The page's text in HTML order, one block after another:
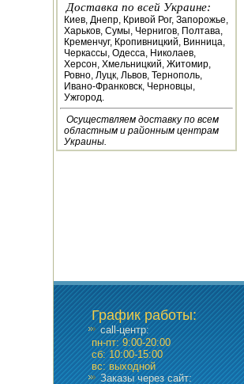
ДЛЯ ОГОРОДА
НАВЕСНОЕ ДЛЯ
МОТОБЛОКОВ
СЕПАРАТОРЫ И
МАСЛОБОЙКИ
СЫРОВАРНИ
ГАЗОВЫЕ БАЛЛОНЫ
НАСТОЛЬНЫЕ
ПЛИТЫ
Доставка по всей Украине:
Киев, Днепр, Кривой Рог, Запорожье,
Харьков, Сумы, Чернигов, Полтава,
Кременчуг, Кропивницкий, Винница,
Черкассы, Одесса, Николаев,
Херсон, Хмельницкий, Житомир,
Ровно, Луцк, Львов, Тернополь,
Ивано-Франковск, Черновцы,
Ужгород.
Осуществляем доставку по всем
областным и районным центрам
Украины.
График работы:
call-центр:
пн-пт: 9:00-20:00
сб: 10:00-15:00
вс: выходной
Заказы через сайт: